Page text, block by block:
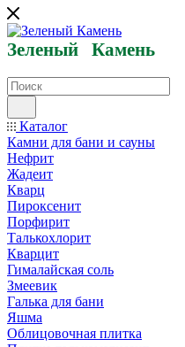
Зеленый Камень
Каталог
Камни для бани и сауны
Нефрит
Жадеит
Кварц
Пироксенит
Порфирит
Талькохлорит
Кварцит
Гималайская соль
Змеевик
Галька для бани
Яшма
Облицовочная плитка